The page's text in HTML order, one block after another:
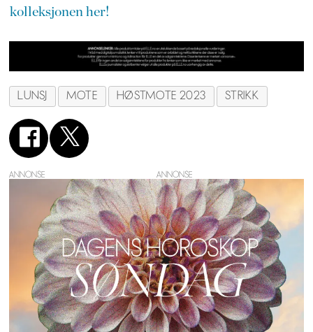
kolleksjonen her!
LUNSJ MOTE HØSTMOTE 2023 STRIKK
ANNONSE